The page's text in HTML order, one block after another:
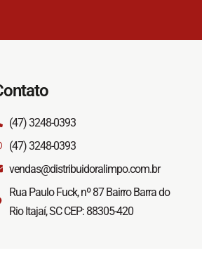
(47) 3248-0393
(47) 3248-0393
vendas@distribuidoralimpo.com.br
Rua Paulo Fuck, nº 87 Bairro Barra do
Rio Itajaí, SC CEP: 88305-420